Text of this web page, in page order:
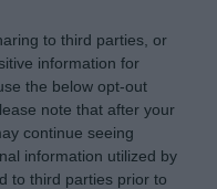
to third parties, or
information for
the below opt-out
note that after your
continue seeing
information utilized by
to third parties prior to